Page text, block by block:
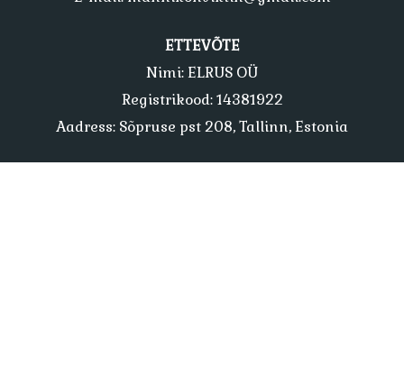
ETTEVÕTE
Nimi: ELRUS OÜ
Registrikood: 14381922
Aadress: Sõpruse pst 208, Tallinn, Estonia